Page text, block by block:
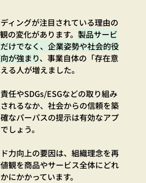
ィングが注目されている理由の
の変化があります。製品サービ
けでなく、企業姿勢や社会的役
が強まり、事業自体の「存在意
る人が増えました。
任やSDGs/ESGなどの取り組み
れるなか、社会からの信頼を築
なパーパスの提示は有効なアプ
しょう。
力向上の要因は、組織理念を再
観を商品やサービス全体にどれ
にかかっています。